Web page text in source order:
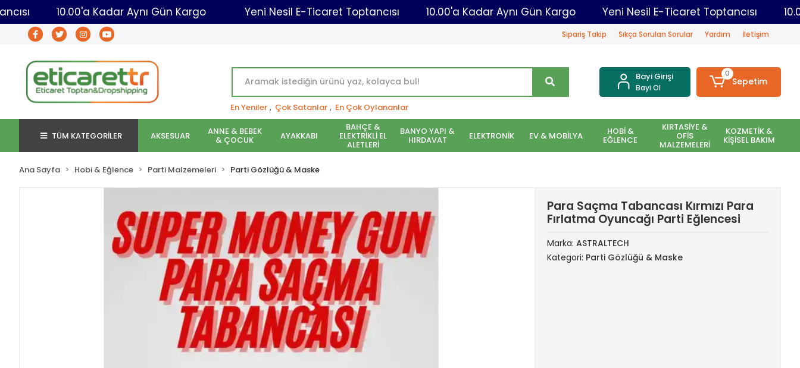
10.00'a Kadar Aynı Gün Kargo Yeni Nesil E-Ticaret Toptancısı 10.00'a Kadar Aynı Gün Kargo Yeni Nesil E-Ticaret Toptancısı
Sipariş Takip Sıkça Sorulan Sorular Yardım İletişim
En Yeniler , Çok Satanlar , En Çok Oylananlar
Bayi Girişi
Bayi Ol
0
Sepetim
TÜM KATEGORİLER AKSESUAR ANNE & BEBEK
& ÇOCUK AYAKKABI
BAHÇE &
ELEKTRİKLİ EL
ALETLERİ
BANYO YAPI &
HIRDAVAT ELEKTRONİK EV & MOBİLYA HOBİ &
EĞLENCE
KIRTASİYE &
OFİS
MALZEMELERİ
KOZMETİK &
KİŞİSEL BAKIM
Ana Sayfa Hobi & Eğlence Parti Malzemeleri Parti Gözlüğü & Maske
Para Saçma Tabancası Kırmızı Para
Fırlatma Oyuncağı Parti Eğlencesi
Marka:ASTRALTECH
Kategori: Parti Gözlüğü & Maske